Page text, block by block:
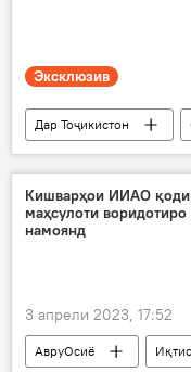
Эксклюзив
Дар Тоҷикистон
Агентии ҳавосанҷӣ
Кишварҳои ИИАО
маҳсулоти
намоянд
3 апрели 2023, 17:52
АвруОсиё